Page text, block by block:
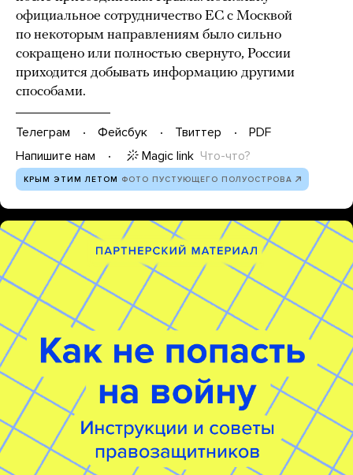
официальное сотрудничество ЕС с Москвой
по некоторым направлениям было сильно
сокращено или полностью свернуто, России
приходится добывать информацию другими
способами.
Телеграм Фейсбук Твиттер
PDF
Напишите нам
Magic link Что-что?
КРЫМ ЭТИМ ЛЕТОМ ФОТО ПУСТУЮЩЕГО ПОЛУОСТРОВА